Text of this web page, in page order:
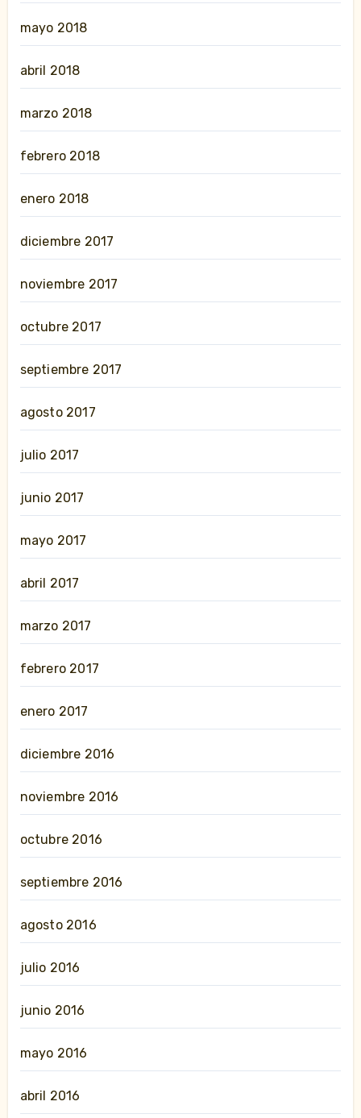
mayo 2018
abril 2018
marzo 2018
febrero 2018
enero 2018
diciembre 2017
noviembre 2017
octubre 2017
septiembre 2017
agosto 2017
julio 2017
junio 2017
mayo 2017
abril 2017
marzo 2017
febrero 2017
enero 2017
diciembre 2016
noviembre 2016
octubre 2016
septiembre 2016
agosto 2016
julio 2016
junio 2016
mayo 2016
abril 2016